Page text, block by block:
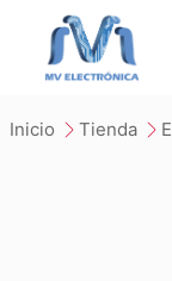
inicio tienda